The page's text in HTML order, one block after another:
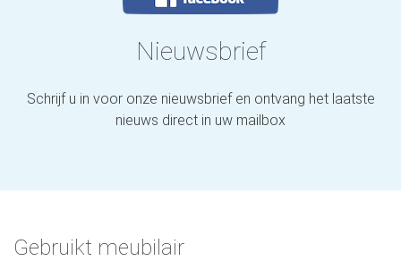
Nieuwsbrief
Schrijf u in voor onze nieuwsbrief en ontvang het laatste
nieuws direct in uw mailbox
Gebruikt meubilair